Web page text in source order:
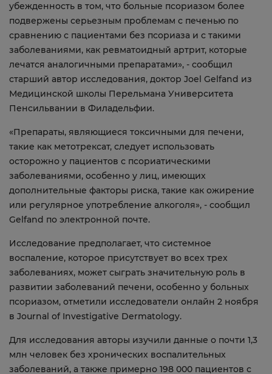
убежденность в том, что больные псориазом более
подвержены серьезным проблемам с печенью по
сравнению с пациентами без псориаза и с такими
заболеваниями, как ревматоидный артрит, которые
лечатся аналогичными препаратами», - сообщил
старший автор исследования, доктор Joel Gelfand из
Медицинской школы Перельмана Университета
Пенсильвании в Филадельфии.
«Препараты, являющиеся токсичными для печени,
такие как метотрексат, следует использовать
осторожно у пациентов с псориатическими
заболеваниями, особенно у лиц, имеющих
дополнительные факторы риска, такие как ожирение
или регулярное употребление алкоголя», - сообщил
Gelfand по электронной почте.
Исследование предполагает, что системное
воспаление, которое присутствует во всех трех
заболеваниях, может сыграть значительную роль в
развитии заболеваний печени, особенно у больных
псориазом, отметили исследователи онлайн 2 ноября
в Journal of Investigative Dermatology.
Для исследования авторы изучили данные о почти 1,3
млн человек без хронических воспалительных
заболеваний, а также примерно 198 000 пациентов с